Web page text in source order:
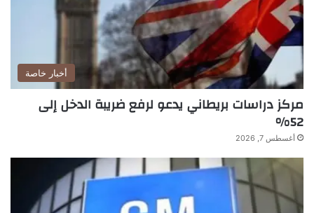
أخبار خاصة
مركز دراسات بريطاني يدعو لرفع ضريبة الدخل إلى
52%
أغسطس 7, 2026